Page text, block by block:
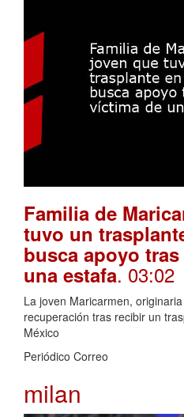
Familia de
tuvo un
busca apoyo
una estafa. 03:02
La joven Maricarmen,
recuperación tras recibir un
México
Periódico Correo
milan